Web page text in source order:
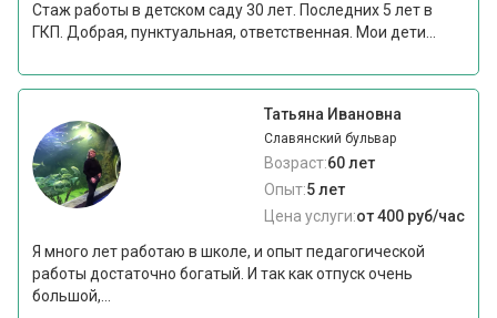
Стаж работы в детском саду 30 лет. Последних 5 лет в
ГКП. Добрая, пунктуальная, ответственная. Мои дети...
Татьяна Ивановна
Славянский бульвар
Возраст:60 лет
Опыт:5 лет
Цена услуги:от 400 руб/час
Я много лет работаю в школе, и опыт педагогической
работы достаточно богатый. И так как отпуск очень
большой,...